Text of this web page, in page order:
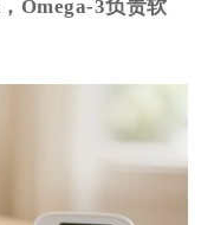
Omega-3负责软